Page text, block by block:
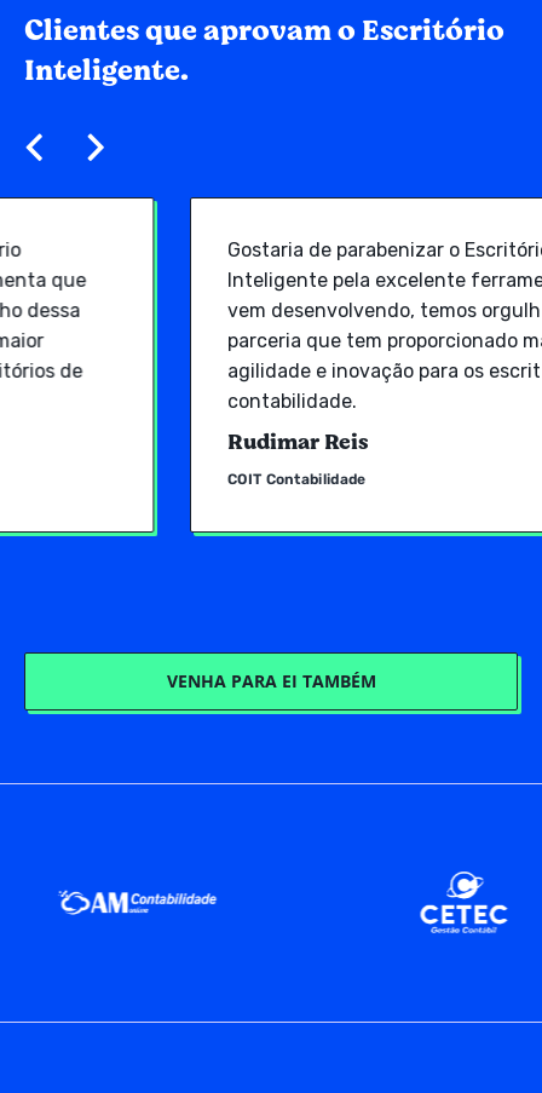
Clientes que aprovam o Escritório
Inteligente.
Gostaria de parabenizar o Escritório
Inteligente pela excelente ferramenta que
vem desenvolvendo, temos orgulho dessa
parceria que tem proporcionado maior
agilidade e inovação para os escritórios de
VENHA PARA EI TAMBÉM